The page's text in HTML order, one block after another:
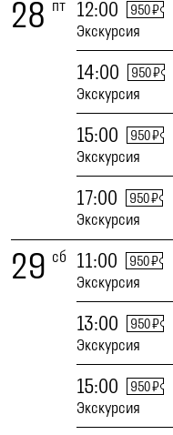
28 пт 12:00 950 ₽
Экскурсия
14:00 950 ₽
Экскурсия
15:00 950 ₽
Экскурсия
17:00 950 ₽
Экскурсия
29 сб 11:00 950 ₽
Экскурсия
13:00 950 ₽
Экскурсия
15:00 950 ₽
Экскурсия